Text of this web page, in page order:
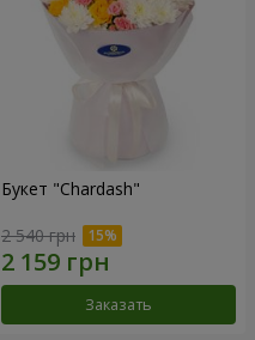
Букет "Chardash"
2 540 грн
Заказать